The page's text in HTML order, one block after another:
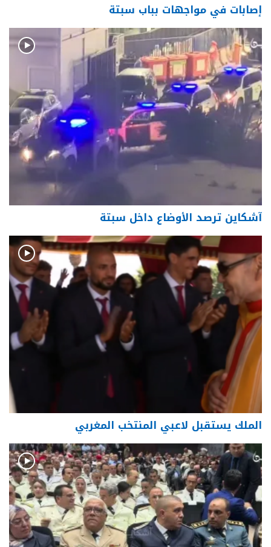
إصابات في مواجهات بباب سبتة
آشكاين ترصد الأوضاع داخل سبتة
الملك يستقبل لاعبي المنتخب المغربي